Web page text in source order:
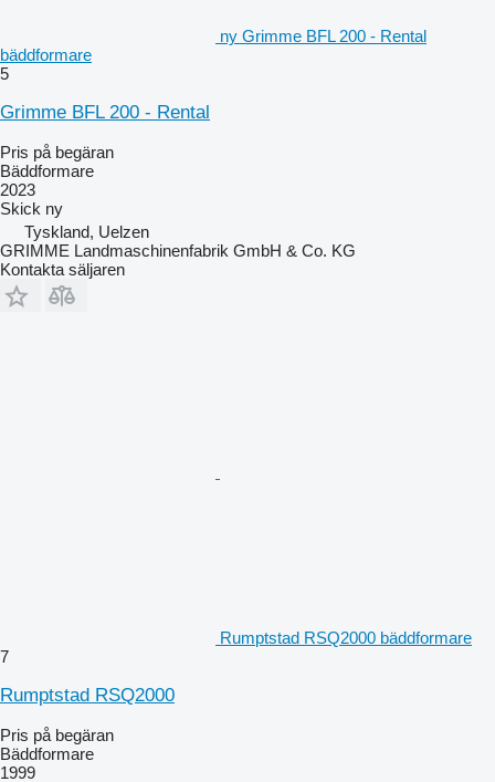
ny Grimme BFL 200 - Rental
bäddformare
5
Grimme BFL 200 - Rental
Pris på begäran
Bäddformare
2023
Skick ny
Tyskland, Uelzen
GRIMME Landmaschinenfabrik GmbH & Co. KG
Kontakta säljaren
Rumptstad RSQ2000 bäddformare
7
Rumptstad RSQ2000
Pris på begäran
Bäddformare
1999